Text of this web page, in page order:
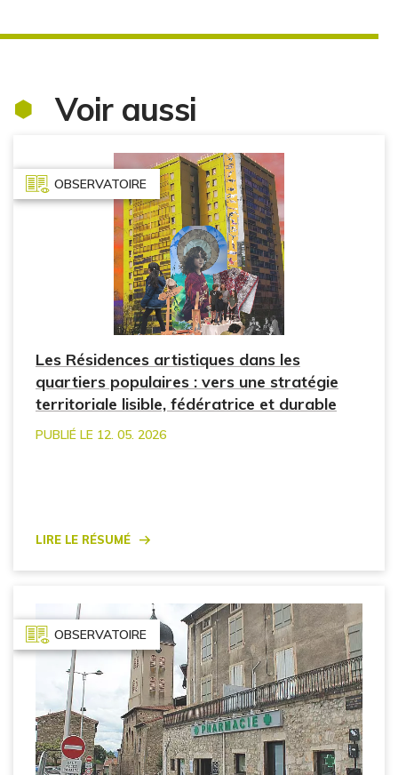
Voir aussi
OBSERVATOIRE
Les Résidences artistiques dans les
quartiers populaires : vers une stratégie
territoriale lisible, fédératrice et durable
PUBLIÉ LE 12. 05. 2026
Lire le résumé
OBSERVATOIRE